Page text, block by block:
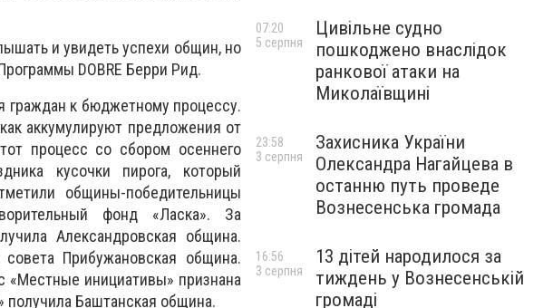
и увидеть успехи общин, но
DOBRE Берри Рид.
граждан к бюджетному процессу.
аккумулируют предложения от
процесс со сбором осеннего
кусочки пирога, который
общины-победительницы
фонд «Ласка». За
Александровская община.
Прибужановская община.
«Местные инициативы» признана
получила Баштанская община.
Цивільне судно
пошкоджено внаслідок
ранкової атаки на
Миколаївщині
07:20
5 серпня
Захисника України
Олександра Нагайцева в
останню путь проведе
Вознесенська громада
23:58
3 серпня
13 дітей народилося за
тиждень у Вознесенській
громаді
16:56
3 серпня